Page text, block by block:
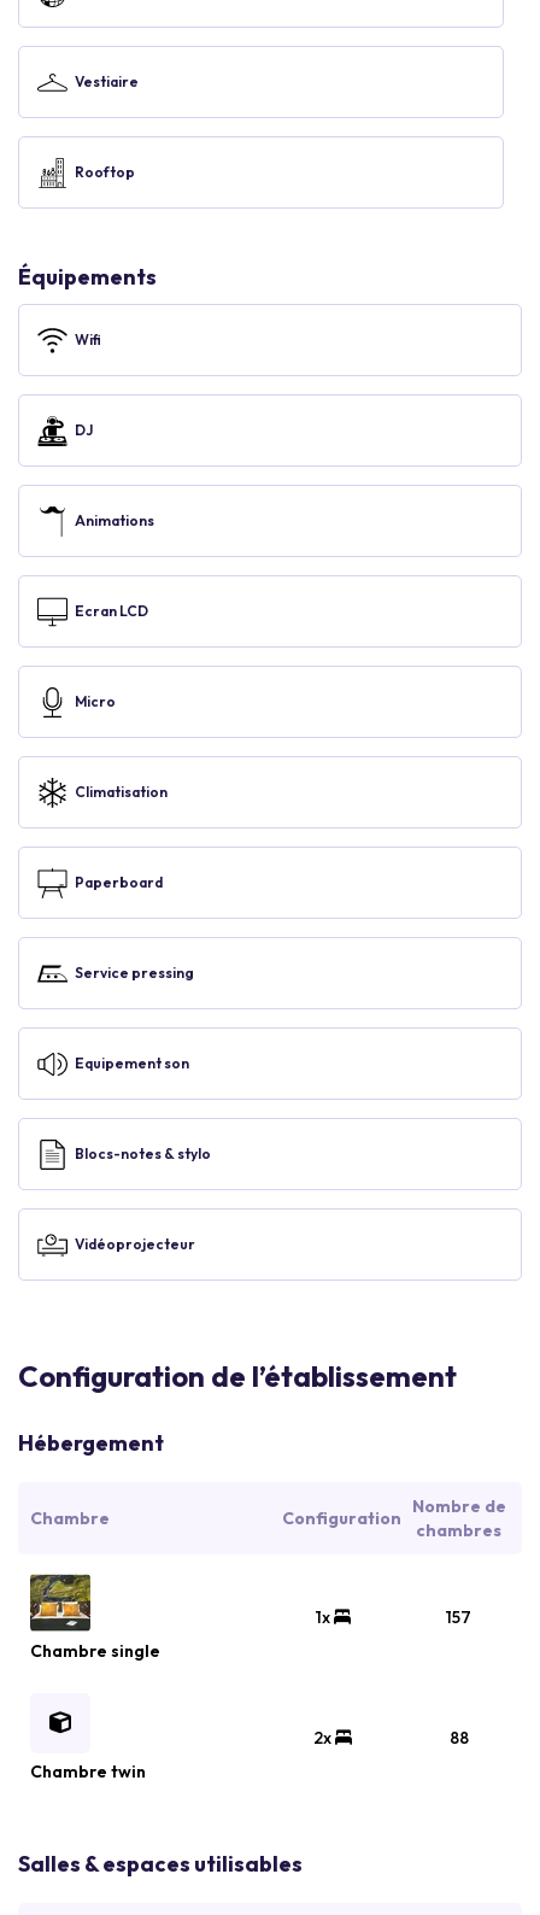
Vestiaire
Rooftop
Équipements
Wifi
DJ
Animations
Ecran LCD
Micro
Climatisation
Paperboard
Service pressing
Equipement son
Blocs-notes & stylo
Vidéoprojecteur
Configuration de l’établissement
Hébergement
Chambre Configuration
Nombre de
chambres
Chambre single
1x 157
Chambre twin
2x 88
Salles & espaces utilisables